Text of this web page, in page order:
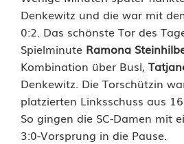
n
n
e
n
d
Denkewitz und die war mit
0:2. Das schönste Tor des
Spielminute Ramona
Kombination über Busl,
Denkewitz. Die Torschützin
platzierten Linksschuss aus
So gingen die SC-Damen mit
3:0-Vorsprung in die Pause.